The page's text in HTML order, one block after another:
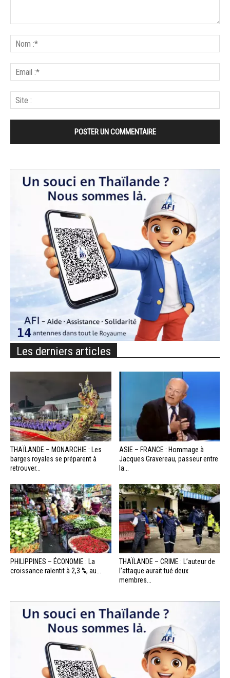
Les derniers articles
THAÏLANDE – MONARCHIE : Les
barges royales se préparent à
retrouver...
ASIE – FRANCE : Hommage à
Jacques Gravereau, passeur entre
la...
PHILIPPINES – ÉCONOMIE : La
croissance ralentit à 2,3 %, au...
THAÏLANDE – CRIME : L’auteur de
l’attaque aurait tué deux
membres...